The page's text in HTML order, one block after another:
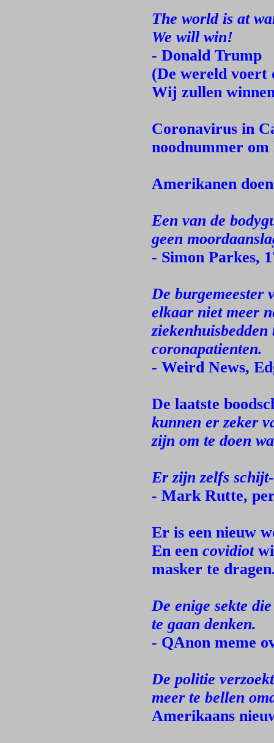
The world is at
We will win!
- Donald Trump
(De wereld voert
Wij zullen
Coronavirus in
noodnummer om
Amerikanen
Een van de
geen
- Simon Parkes,
De burgemeester
elkaar niet meer
coronapatienten.
- Weird News,
De laatste
kunnen er zeker
zijn om te doen
Er zijn zelfs
- Mark Rutte,
Er is een nieuw
En een covidiot
masker te
De enige sekte
te gaan denken.
- QAnon meme
De politie
meer te bellen
Amerikaans